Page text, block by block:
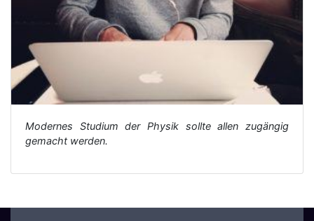
Modernes Studium der Physik sollte allen zugängig
gemacht werden.